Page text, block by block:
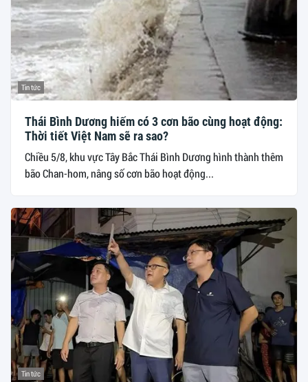
Tin tức
Thái Bình Dương hiếm có 3 cơn bão cùng hoạt động:
Thời tiết Việt Nam sẽ ra sao?
Chiều 5/8, khu vực Tây Bắc Thái Bình Dương hình thành thêm
bão Chan-hom, nâng số cơn bão hoạt động...
Tin tức